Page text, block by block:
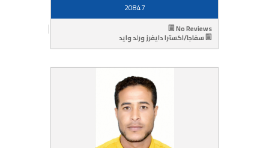
20847
No Reviews
سفاجا/اكسترا دايفرز ورلد وايد